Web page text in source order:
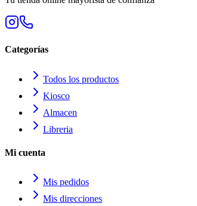
Categorías
Todos los productos
Kiosco
Almacen
Libreria
Mi cuenta
Mis pedidos
Mis direcciones